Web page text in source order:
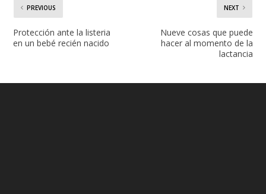
PREVIOUS
Protección ante la listeria
en un bebé recién nacido
NEXT
Nueve cosas que puede
hacer al momento de la
lactancia